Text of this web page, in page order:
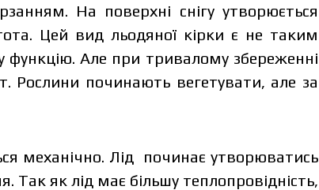
На поверхні снігу утворюється
Цей вид льодяної кірки є не таким
Але при тривалому збереженні
починають вегетувати, але за
механічно. Лід починає утворюватись
Так як лід має більшу теплопровідність,